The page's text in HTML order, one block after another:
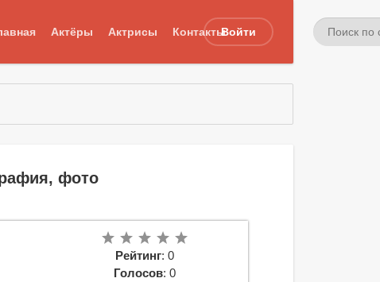
Актёры Актрисы КонтактыВойти
фото
Рейтинг: 0
Голосов: 0